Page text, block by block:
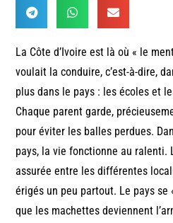
La Côte d’Ivoire est là où « le
voulait la conduire, c’est-à-dire,
plus dans le pays : les écoles et
Chaque parent garde,
pour éviter les balles perdues.
pays, la vie fonctionne au ralenti.
assurée entre les différentes
érigés un peu partout. Le pays se
que les machettes deviennent